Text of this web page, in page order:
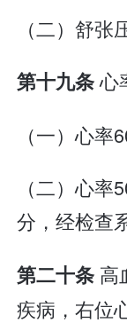
（二）舒张
第十九条心
（一）心率
（二）心
分，经检查
第二十条 高
疾病，右位